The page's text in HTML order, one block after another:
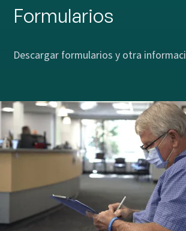
Formularios
Descargar formularios y otra